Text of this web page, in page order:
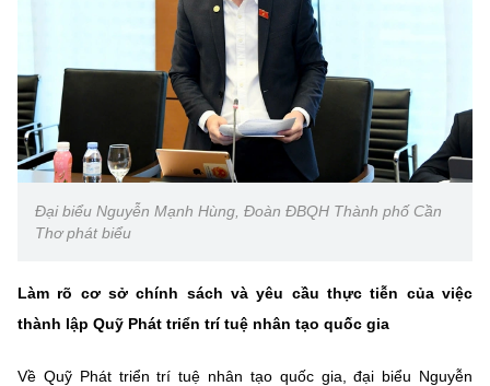
Đại biểu Nguyễn Mạnh Hùng, Đoàn ĐBQH Thành phố Cần
Thơ phát biểu
Làm rõ cơ sở chính sách và yêu cầu thực tiễn của việc
thành lập Quỹ Phát triển trí tuệ nhân tạo quốc gia
Về Quỹ Phát triển trí tuệ nhân tạo quốc gia, đại biểu Nguyễn